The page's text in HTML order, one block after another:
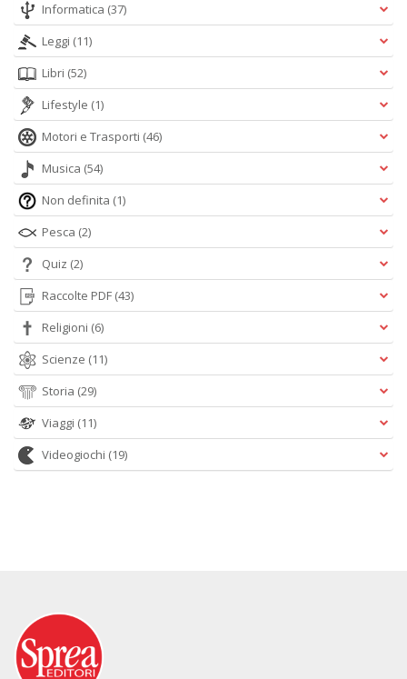
Informatica (37)
Leggi (11)
Libri (52)
Lifestyle (1)
Motori e Trasporti (46)
Musica (54)
Non definita (1)
Pesca (2)
Quiz (2)
Raccolte PDF (43)
Religioni (6)
Scienze (11)
Storia (29)
Viaggi (11)
Videogiochi (19)